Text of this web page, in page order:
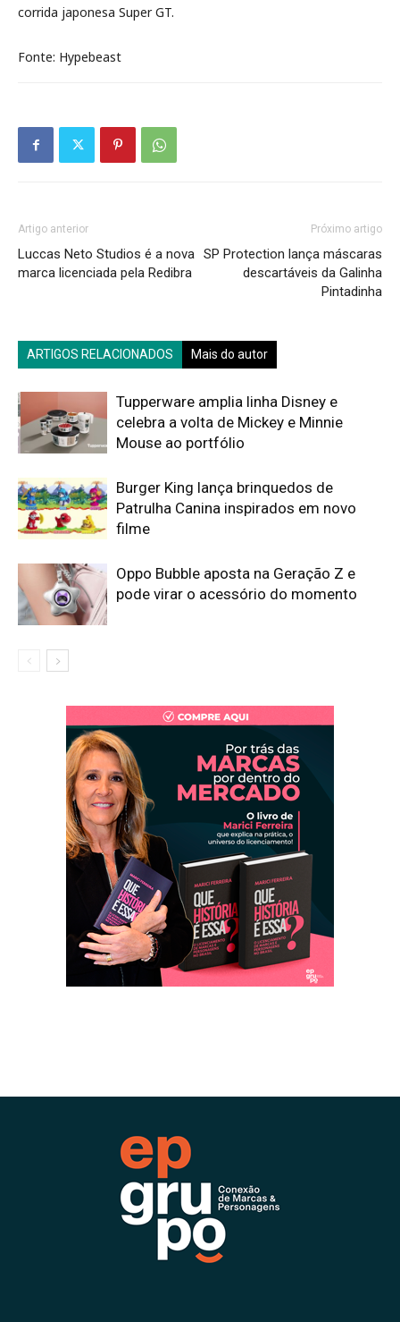
corrida japonesa Super GT.
Fonte: Hypebeast
Artigo anterior
Luccas Neto Studios é a nova
marca licenciada pela Redibra
Próximo artigo
SP Protection lança máscaras
descartáveis da Galinha
Pintadinha
ARTIGOS RELACIONADOS Mais do autor
Tupperware amplia linha Disney e
celebra a volta de Mickey e Minnie
Mouse ao portfólio
Burger King lança brinquedos de
Patrulha Canina inspirados em novo
filme
Oppo Bubble aposta na Geração Z e
pode virar o acessório do momento